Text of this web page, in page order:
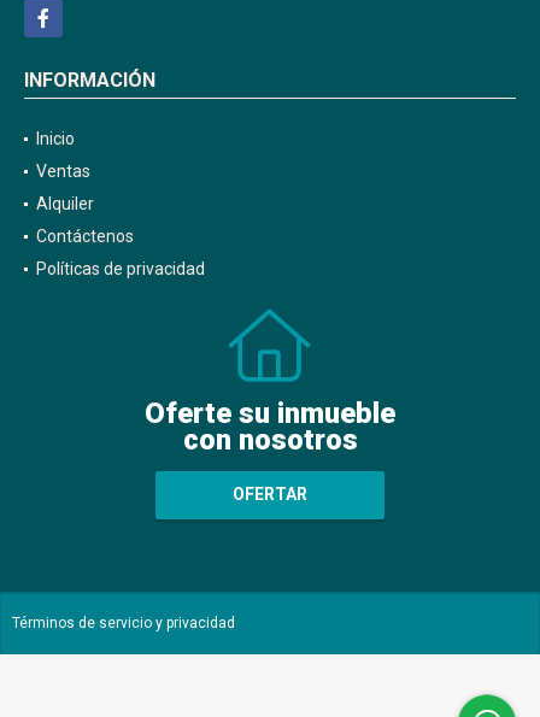
Facebook
INFORMACIÓN
Inicio
Ventas
Alquiler
Contáctenos
Políticas de privacidad
Oferte su inmueble
con nosotros
OFERTAR
Términos de servicio y privacidad